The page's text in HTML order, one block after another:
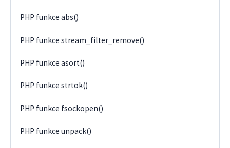
PHP funkce abs()
PHP funkce stream_filter_remove()
PHP funkce asort()
PHP funkce strtok()
PHP funkce fsockopen()
PHP funkce unpack()